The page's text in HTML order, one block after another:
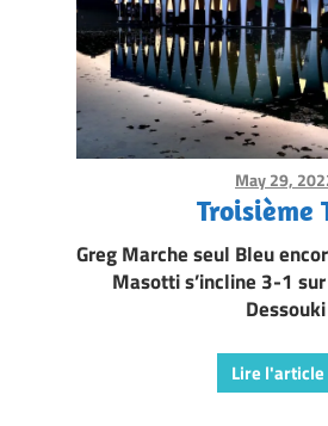
May 29,
Troisième
Greg Marche seul Bleu
Masotti s’incline 3-1
Dessouki
Lire l'article